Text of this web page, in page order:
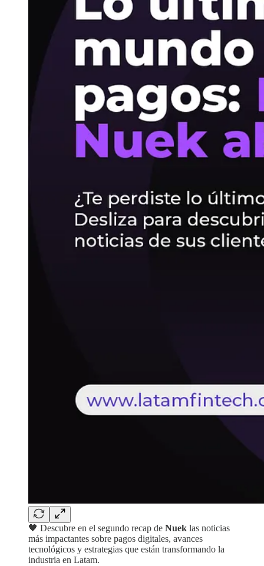
🖤 Descubre en el segundo recap de Nuek las noticias
más impactantes sobre pagos digitales, avances
tecnológicos y estrategias que están transformando la
industria en Latam.